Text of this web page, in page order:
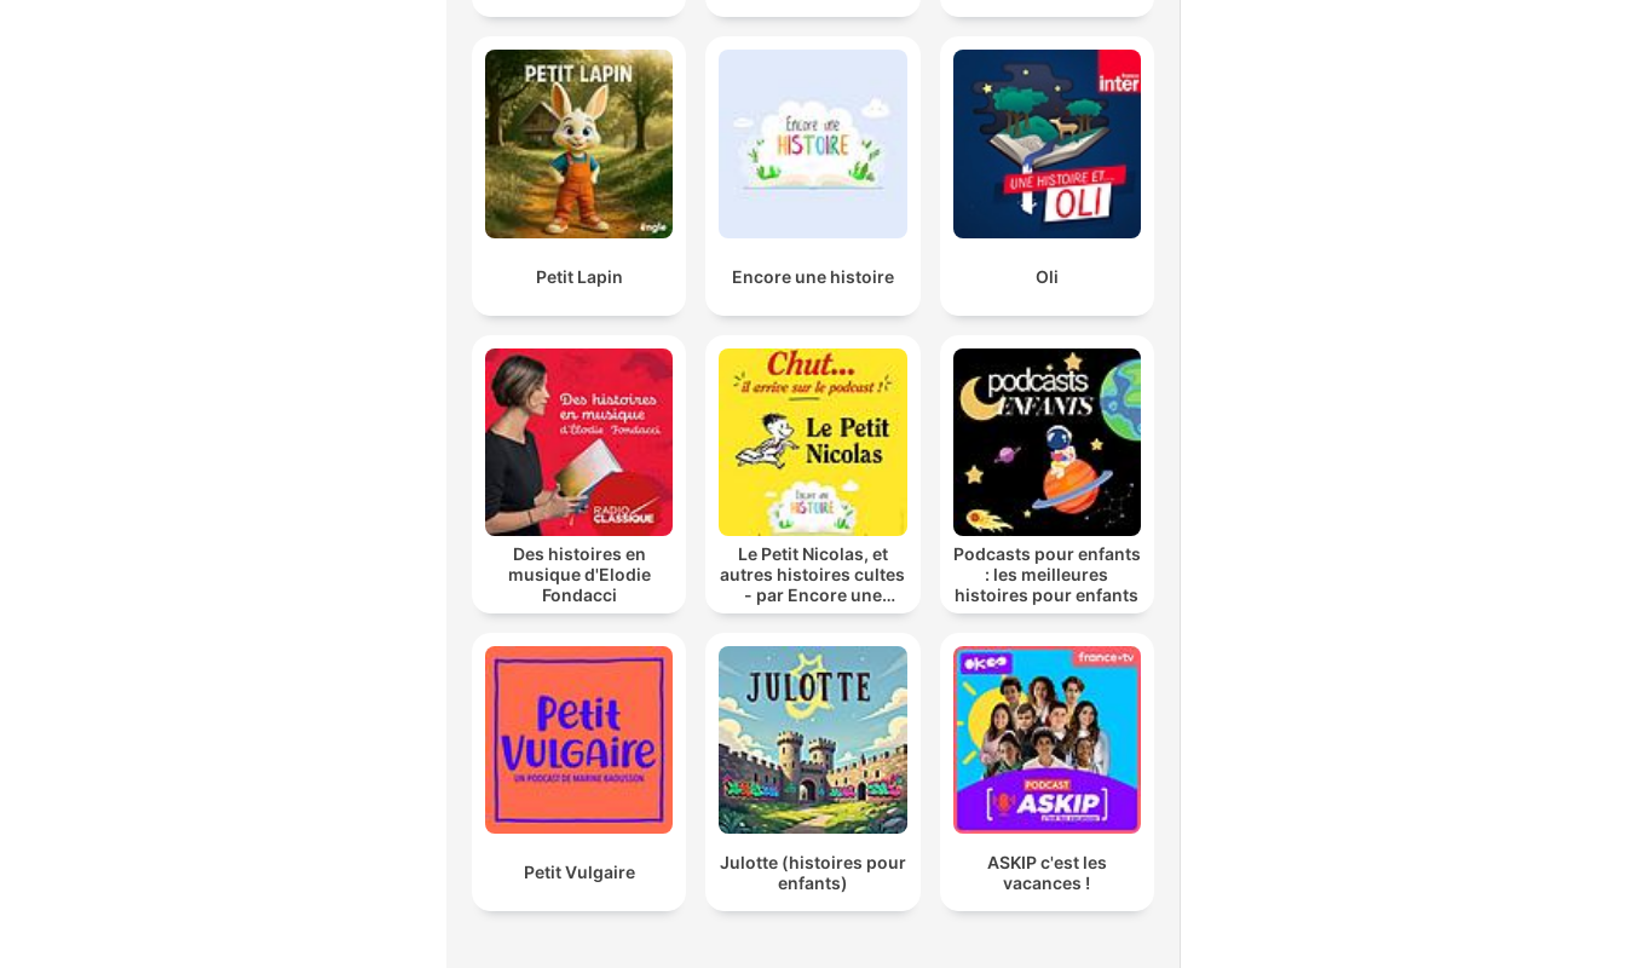
Petit Lapin Encore une histoire Oli
Des histoires en
musique d'Elodie
Fondacci
Le Petit Nicolas, et
autres histoires cultes
- par Encore une
histoire
Podcasts pour enfants
: les meilleures
histoires pour enfants
Petit Vulgaire
Julotte (histoires pour
enfants)
ASKIP c'est les
vacances !